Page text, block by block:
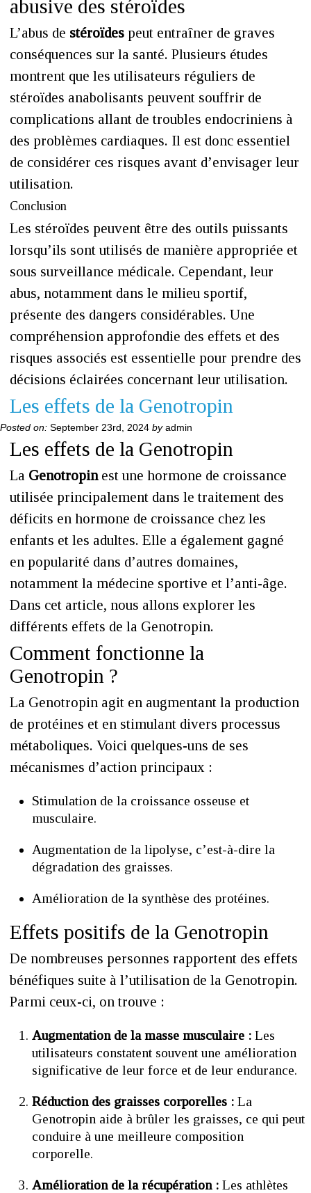
abusive des stéroïdes
L’abus de stéroïdes peut entraîner de graves
conséquences sur la santé. Plusieurs études
montrent que les utilisateurs réguliers de
stéroïdes anabolisants peuvent souffrir de
complications allant de troubles endocriniens à
des problèmes cardiaques. Il est donc essentiel
de considérer ces risques avant d’envisager leur
utilisation.
Conclusion
Les stéroïdes peuvent être des outils puissants
lorsqu’ils sont utilisés de manière appropriée et
sous surveillance médicale. Cependant, leur
abus, notamment dans le milieu sportif,
présente des dangers considérables. Une
compréhension approfondie des effets et des
risques associés est essentielle pour prendre des
décisions éclairées concernant leur utilisation.
Les effets de la Genotropin
Posted on: September 23rd, 2024 byadmin
Les effets de la Genotropin
La Genotropinest une hormone de croissance
utilisée principalement dans le traitement des
déficits en hormone de croissance chez les
enfants et les adultes. Elle a également gagné
en popularité dans d’autres domaines,
notamment la médecine sportive et l’anti-âge.
Dans cet article, nous allons explorer les
différents effets de la Genotropin.
Comment fonctionne la
Genotropin ?
La Genotropin agit en augmentant la production
de protéines et en stimulant divers processus
métaboliques. Voici quelques-uns de ses
mécanismes d’action principaux :
Stimulation de la croissance osseuse et
musculaire.
Augmentation de la lipolyse, c’est-à-dire la
dégradation des graisses.
Amélioration de la synthèse des protéines.
Effets positifs de la Genotropin
De nombreuses personnes rapportent des effets
bénéfiques suite à l’utilisation de la Genotropin.
Parmi ceux-ci, on trouve :
Augmentation de la masse musculaire : Les
utilisateurs constatent souvent une amélioration
significative de leur force et de leur endurance.
Réduction des graisses corporelles : La
Genotropin aide à brûler les graisses, ce qui peut
conduire à une meilleure composition
corporelle.
Amélioration de la récupération : Les athlètes